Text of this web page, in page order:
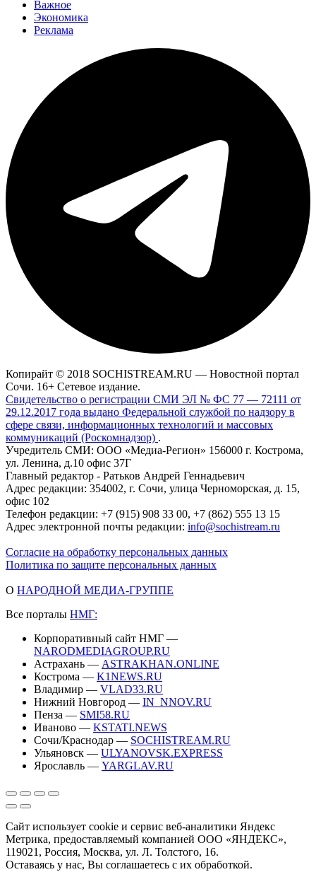
Важное
Экономика
Реклама
Копирайт © 2018 SOCHISTREAM.RU — Новостной портал
Сочи. 16+ Сетевое издание.
Свидетельство о регистрации СМИ ЭЛ № ФС 77 — 72111 от
29.12.2017 года выдано Федеральной службой по надзору в
сфере связи, информационных технологий и массовых
коммуникаций (Роскомнадзор) .
Учредитель СМИ: ООО «Медиа-Регион» 156000 г. Кострома,
ул. Ленина, д.10 офис 37Г
Главный редактор - Ратьков Андрей Геннадьевич
Адрес редакции: 354002, г. Сочи, улица Черноморская, д. 15,
офис 102
Телефон редакции: +7 (915) 908 33 00, +7 (862) 555 13 15
Адрес электронной почты редакции: info@sochistream.ru
Согласие на обработку персональных данных
Политика по защите персональных данных
О НАРОДНОЙ МЕДИА-ГРУППЕ
Все порталы НМГ:
Корпоративный сайт НМГ —
NARODMEDIAGROUP.RU
Астрахань — ASTRAKHAN.ONLINE
Кострома — K1NEWS.RU
Владимир — VLAD33.RU
Нижний Новгород — IN_NNOV.RU
Пенза — SMI58.RU
Иваново — KSTATI.NEWS
Сочи/Краснодар — SOCHISTREAM.RU
Ульяновск — ULYANOVSK.EXPRESS
Ярославль — YARGLAV.RU
Сайт использует cookie и сервис веб-аналитики Яндекс
Метрика, предоставляемый компанией ООО «ЯНДЕКС»,
119021, Россия, Москва, ул. Л. Толстого, 16.
Оставаясь у нас, Вы соглашаетесь с их обработкой.